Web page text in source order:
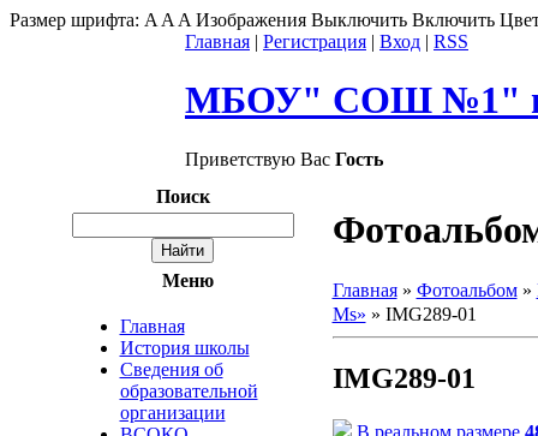
Размер шрифта: A A A Изображения Выключить Включить
Главная | Регистрация | Вход | RSS
МБОУ" СОШ №1"
Приветствую Вас Гость
Поиск
Меню
Главная
История школы
Сведения об
образовательной
организации
Главная» Фотоальбом»
Ms» » IMG289-01
IMG289-01
В реальном размере